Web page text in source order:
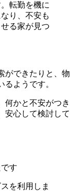
転勤を機に
り、不安も
る家が見つ
ができたりと、物
ようです。
何かと不安がつき
安心して検討して
す
を利用しま